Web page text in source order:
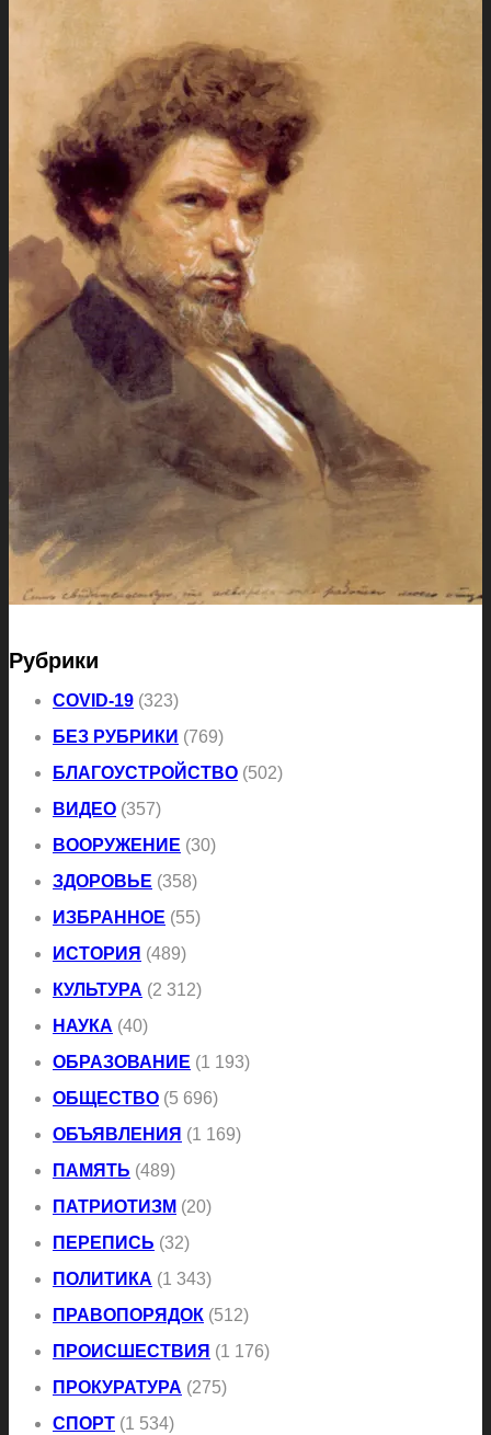
Рубрики
COVID-19 (323)
БЕЗ РУБРИКИ (769)
БЛАГОУСТРОЙСТВО (502)
ВИДЕО (357)
ВООРУЖЕНИЕ (30)
ЗДОРОВЬЕ (358)
ИЗБРАННОЕ (55)
ИСТОРИЯ (489)
КУЛЬТУРА (2 312)
НАУКА (40)
ОБРАЗОВАНИЕ (1 193)
ОБЩЕСТВО (5 696)
ОБЪЯВЛЕНИЯ (1 169)
ПАМЯТЬ (489)
ПАТРИОТИЗМ (20)
ПЕРЕПИСЬ (32)
ПОЛИТИКА (1 343)
ПРАВОПОРЯДОК (512)
ПРОИСШЕСТВИЯ (1 176)
ПРОКУРАТУРА (275)
СПОРТ (1 534)